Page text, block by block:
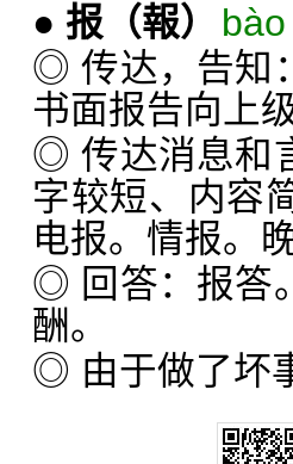
● 报 （報）
bào
◎ 传达，告知
书面报告向上
◎ 传达消息和
字较短、内容
电报。情报。
◎ 回答：报答
酬。
◎ 由于做了坏